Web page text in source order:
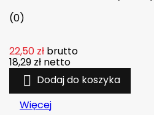
(0)
22,50 zł brutto
18,29 zł netto
 Dodaj do koszyka
Więcej